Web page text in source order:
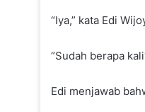
“Iya,” kata Edi
“Sudah berapa
Edi menjawab